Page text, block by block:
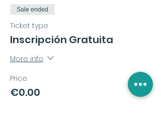
Sale ended
Ticket type
Inscripción Gratuita
More info
Price
€0.00